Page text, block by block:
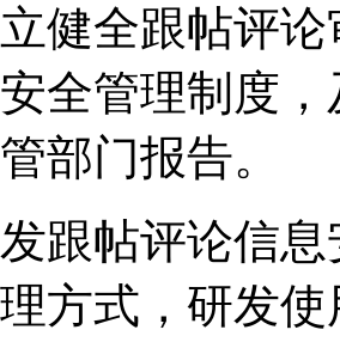
立健全跟帖评
全管理制度
部门报告。
发跟帖评论信
方式，研发